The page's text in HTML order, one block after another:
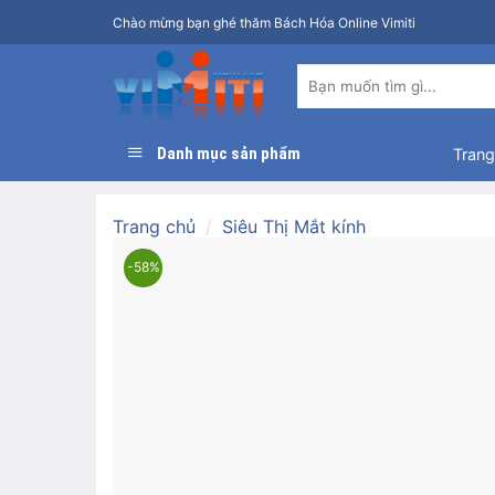
qua
Chào mừng bạn ghé thăm Bách Hóa Online Vimiti
kiếm:
Danh mục sản phẩm
Trang chủ / Siêu Thị Mắt kính
-58%